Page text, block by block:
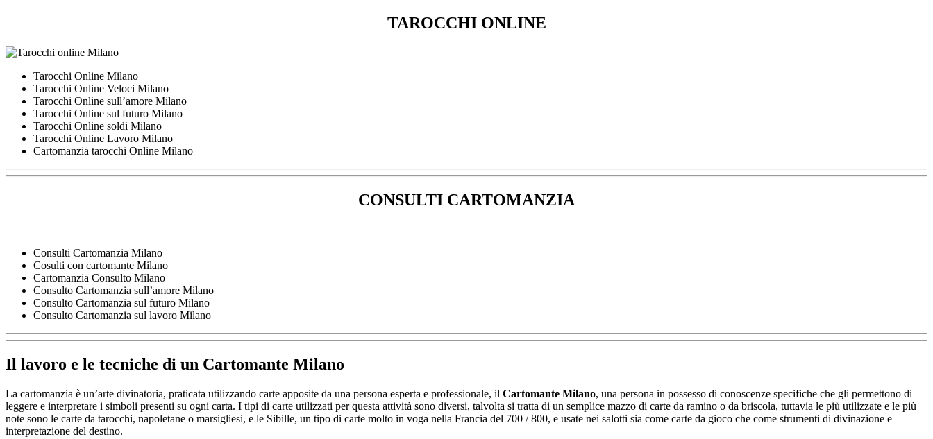
TAROCCHI ONLINE
Tarocchi Online Milano
Tarocchi Online Veloci Milano
Tarocchi Online sull’amore Milano
Tarocchi Online sul futuro Milano
Tarocchi Online soldi Milano
Tarocchi Online Lavoro Milano
Cartomanzia tarocchi Online Milano
CONSULTI CARTOMANZIA
Consulti Cartomanzia Milano
Cosulti con cartomante Milano
Cartomanzia Consulto Milano
Consulto Cartomanzia sull’amore Milano
Consulto Cartomanzia sul futuro Milano
Consulto Cartomanzia sul lavoro Milano
Il lavoro e le tecniche di un Cartomante Milano
La cartomanzia è un’arte divinatoria, praticata utilizzando carte apposite da una persona esperta e professionale, il Cartomante Milano, una persona in possesso di conoscenze specifiche che gli permettono di
leggere e interpretare i simboli presenti su ogni carta. I tipi di carte utilizzati per questa attività sono diversi, talvolta si tratta di un semplice mazzo di carte da ramino o da briscola, tuttavia le più utilizzate e le più
note sono le carte da tarocchi, napoletane o marsigliesi, e le Sibille, un tipo di carte molto in voga nella Francia del 700 / 800, e usate nei salotti sia come carte da gioco che come strumenti di divinazione e
interpretazione del destino.